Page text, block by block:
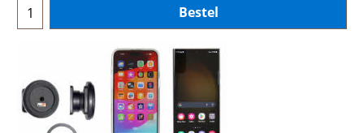
Bestel